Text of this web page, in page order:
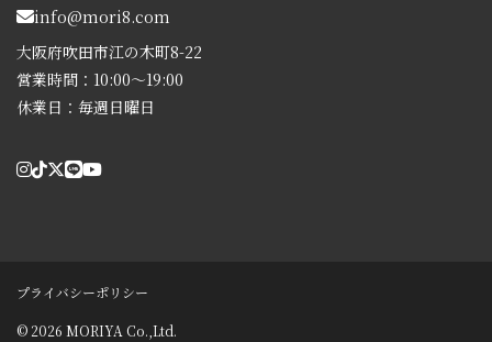
info@mori8.com
大阪府吹田市江の木町8-22
営業時間：10:00～19:00
休業日：毎週日曜日
プライバシーポリシー
© 2026 MORIYA Co.,Ltd.